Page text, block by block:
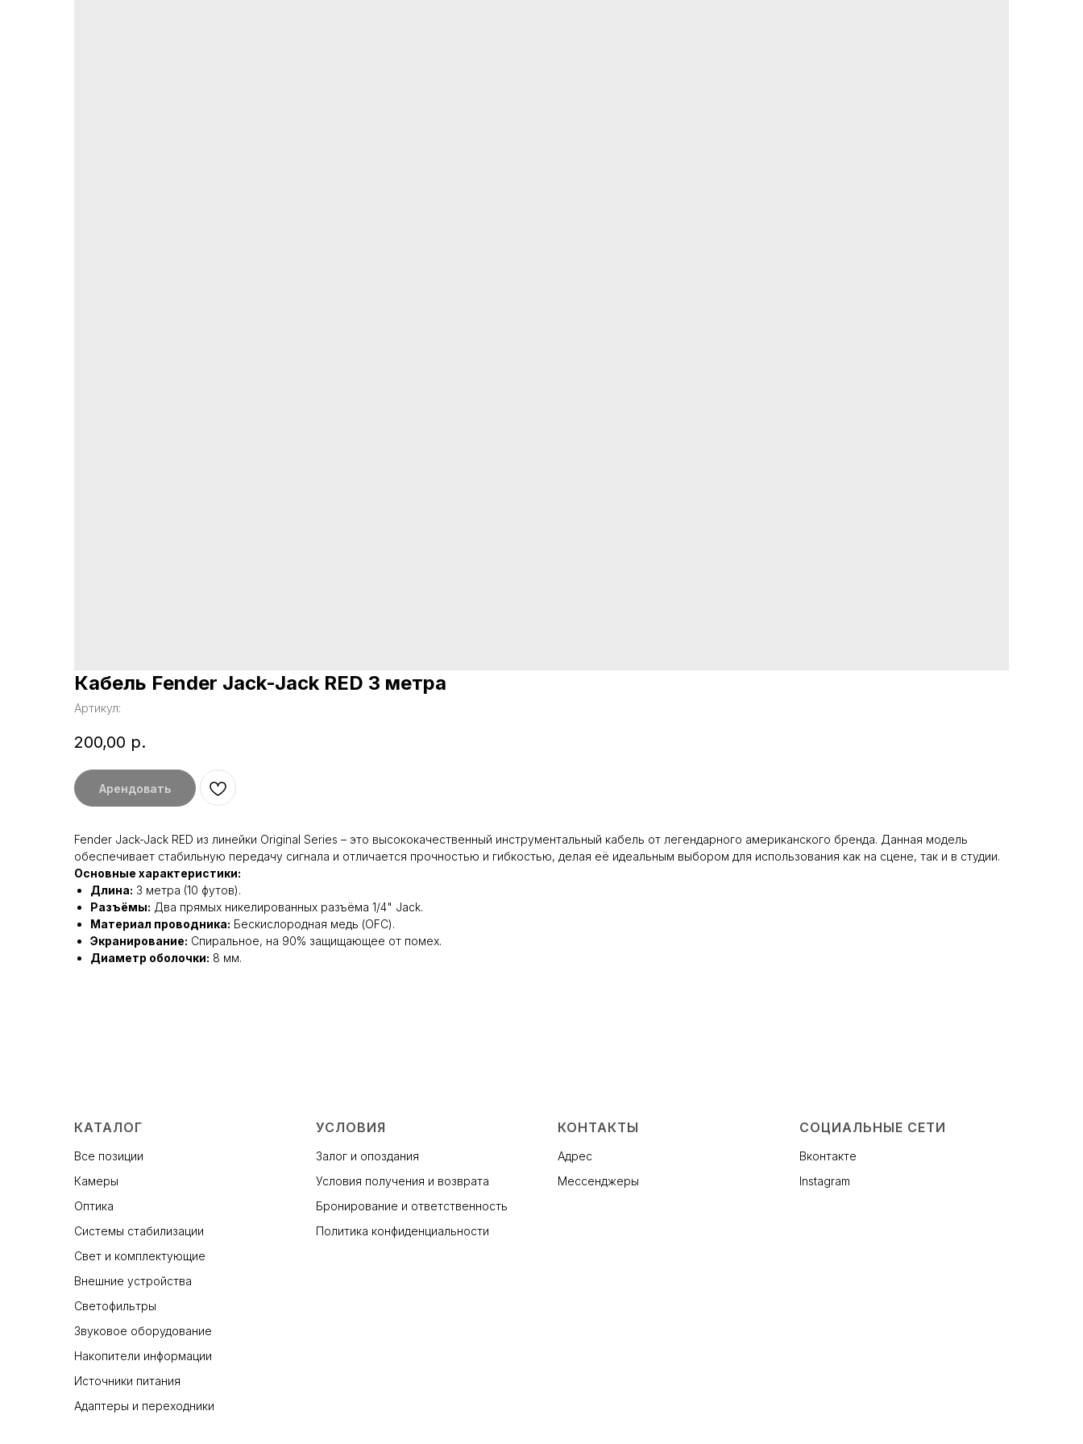
Кабель Fender Jack-Jack RED 3 метра
Артикул:
200,00 р.
Арендовать
Fender Jack-Jack RED из линейки Original Series – это высококачественный инструментальный кабель от легендарного американского бренда. Данная модель
обеспечивает стабильную передачу сигнала и отличается прочностью и гибкостью, делая её идеальным выбором для использования как на сцене, так и в студии.
Основные характеристики:
Длина: 3 метра (10 футов).
Разъёмы: Два прямых никелированных разъёма 1/4" Jack.
Материал проводника: Бескислородная медь (OFC).
Экранирование: Спиральное, на 90% защищающее от помех.
Диаметр оболочки: 8 мм.
КАТАЛОГ
Все позиции
Камеры
Оптика
Системы стабилизации
Свет и комплектующие
Внешние устройства
Светофильтры
Звуковое оборудование
Накопители информации
Источники питания
Адаптеры и переходники
УСЛОВИЯ
Залог и опоздания
Условия получения и возврата
Бронирование и ответственность
Политика конфиденциальности
КОНТАКТЫ
Адрес
Мессенджеры
СОЦИАЛЬНЫЕ СЕТИ
Вконтакте
Instagram